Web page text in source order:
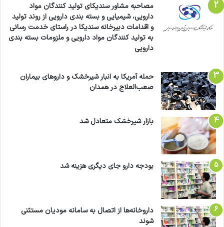
مصاحبه مشاور سندیکای تولید کنندگان مواد
دارویی، شیمیایی و بسته بندی دارویی از روند تولید
و اقدامات دبیرخانه سندیکا در راستای خدمت رسانی
به تولید کنندگان مواد دارویی و ملزومات بسته بندی
دارویی
حمله آمریکا به انبار شیرخشک و داروهای بیماران
صعب‌العلاج در همدان
بازار شیرخشک متعادل شد
بودجه دارو جای دیگری هزینه شد
داروخانه‌ها از اتصال به سامانه مودیان مستثنی
شوند